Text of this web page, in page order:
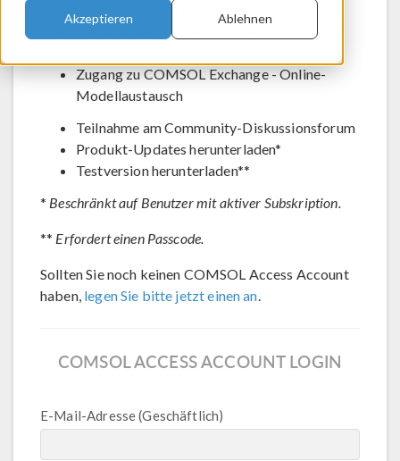
Akzeptieren Ablehnen
Den technischen Support kontaktieren
Aktuelle Anmeldungen für Veranstaltungen
Zugang zu COMSOL Exchange - Online-
Modellaustausch
Teilnahme am Community-Diskussionsforum
Produkt-Updates herunterladen*
Testversion herunterladen**
* Beschränkt auf Benutzer mit aktiver Subskription.
** Erfordert einen Passcode.
Sollten Sie noch keinen COMSOL Access Account
haben, legen Sie bitte jetzt einen an.
COMSOL ACCESS ACCOUNT LOGIN
E-Mail-Adresse (Geschäftlich)